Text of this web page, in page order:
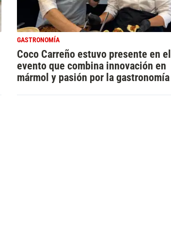
GASTRONOMÍA
Coco Carreño estuvo presente en el
evento que combina innovación en
mármol y pasión por la gastronomía